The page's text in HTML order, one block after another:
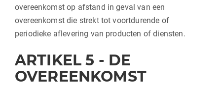
overeenkomst op afstand in geval van een
overeenkomst die strekt tot voortdurende of
periodieke aflevering van producten of diensten.
ARTIKEL 5 - DE
OVEREENKOMST